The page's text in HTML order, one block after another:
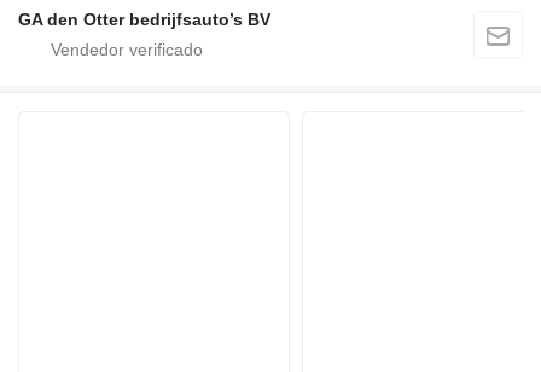
GA den Otter bedrijfsauto’s BV